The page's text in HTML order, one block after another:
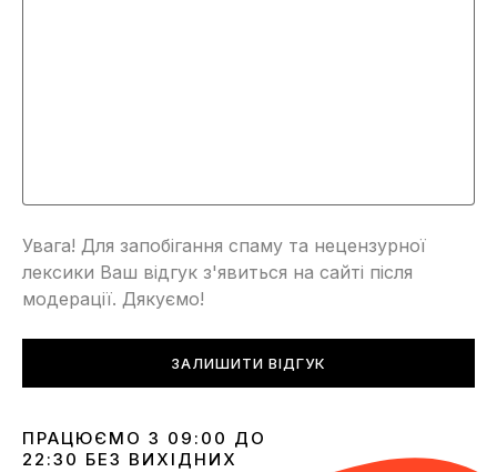
Увага! Для запобігання спаму та нецензурної
лексики Ваш відгук з'явиться на сайті після
модерації. Дякуємо!
ЗАЛИШИТИ ВІДГУК
ПРАЦЮЄМО З 09:00 ДО
22:30 БЕЗ ВИХІДНИХ